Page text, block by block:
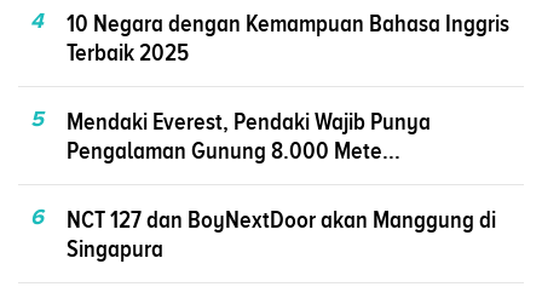
4
10 Negara dengan Kemampuan Bahasa Inggris
Terbaik 2025
5
Mendaki Everest, Pendaki Wajib Punya
Pengalaman Gunung 8.000 Mete...
6
NCT 127 dan BoyNextDoor akan Manggung di
Singapura